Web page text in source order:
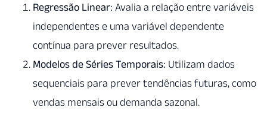
Regressão Linear: Avalia a relação entre variáveis
independentes e uma variável dependente
contínua para prever resultados.
Modelos de Séries Temporais: Utilizam dados
sequenciais para prever tendências futuras, como
vendas mensais ou demanda sazonal.